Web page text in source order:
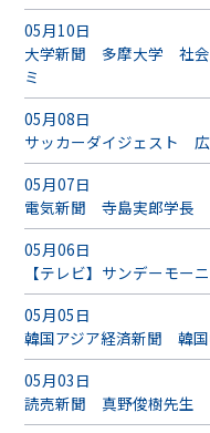
05月10日
大学新聞 多摩大学 社会
ミ
05月08日
サッカーダイジェスト
05月07日
電気新聞 寺島実郎学長
05月06日
【テレビ】サンデーモ
05月05日
韓国アジア経済新聞 韓
05月03日
読売新聞 真野俊樹先生